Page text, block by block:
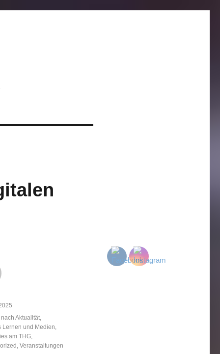
Aktualität,
Lernen und Medien,
am THG,
, Veranstaltungen